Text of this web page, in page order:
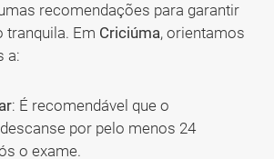
recomendações para garantir
tranquila. Em Criciúma, orientamos
a:
: É recomendável que o
por pelo menos 24
o exame.